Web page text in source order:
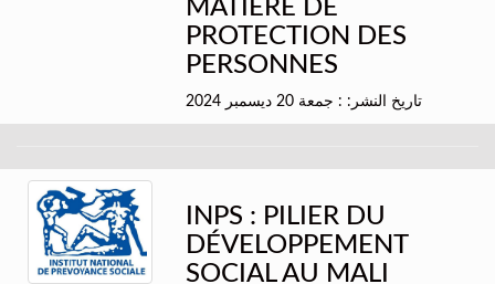
MATIÈRE DE
PROTECTION DES
PERSONNES
تاريخ النشر: : جمعة 20 ديسمبر 2024
INPS : PILIER DU
DÉVELOPPEMENT
SOCIAL AU MALI